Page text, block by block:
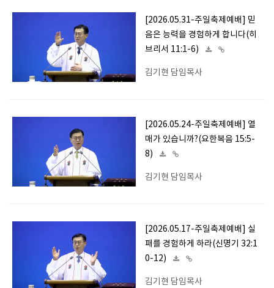
[2026.05.31-주일축제예배] 믿
음은 능력을 경험하게 합니다(히
브리서 11:1-6)
김기현 담임목사
[2026.05.24-주일축제예배] 열
매가 있습니까?(요한복음 15:5-
8)
김기현 담임목사
[2026.05.17-주일축제예배] 실
패를 경험하게 하라(신명기 32:1
0-12)
김기현 담임목사